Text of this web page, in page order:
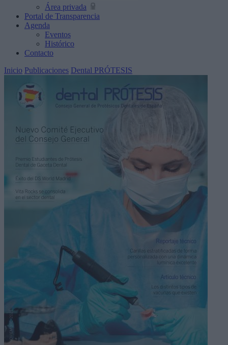
Área privada
Portal de Transparencia
Agenda
Eventos
Histórico
Contacto
Inicio Publicaciones Dental PRÓTESIS